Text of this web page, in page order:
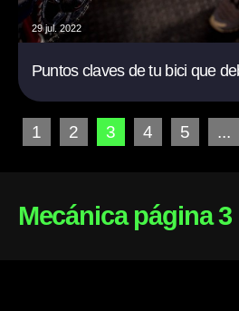
29 jul. 2022
Puntos claves de tu bici que
1 2 3 4 5 ...
Mecánica página 3